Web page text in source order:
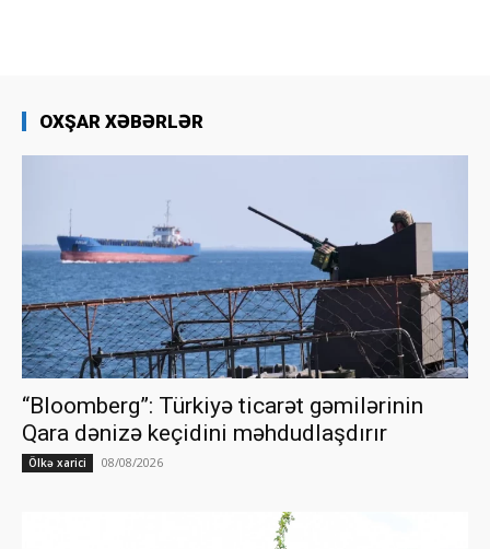
OXŞAR XƏBƏRLƏR
“Bloomberg”: Türkiyə ticarət gəmilərinin
Qara dənizə keçidini məhdudlaşdırır
Ölkə xarici 08/08/2026